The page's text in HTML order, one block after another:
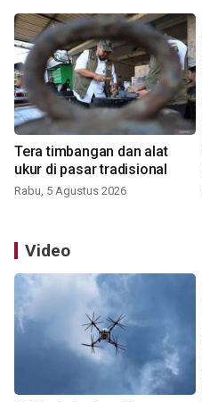
Tera timbangan dan alat
ukur di pasar tradisional
Rabu, 5 Agustus 2026
Video